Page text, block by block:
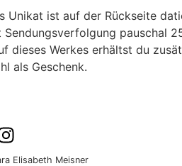
Unikat ist auf der Rückseite
Sendungsverfolgung pauschal
dieses Werkes erhältst du
als Geschenk.
Elisabeth Meisner